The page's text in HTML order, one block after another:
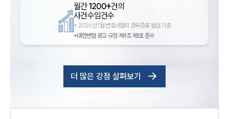
월간1200+건의
사건수임건수
* 2026년 1월 변호사협회 경유증표 발급 기준
*대한변협 광고 규정 제4조 제1호 준수
더 많은 강점 살펴보기